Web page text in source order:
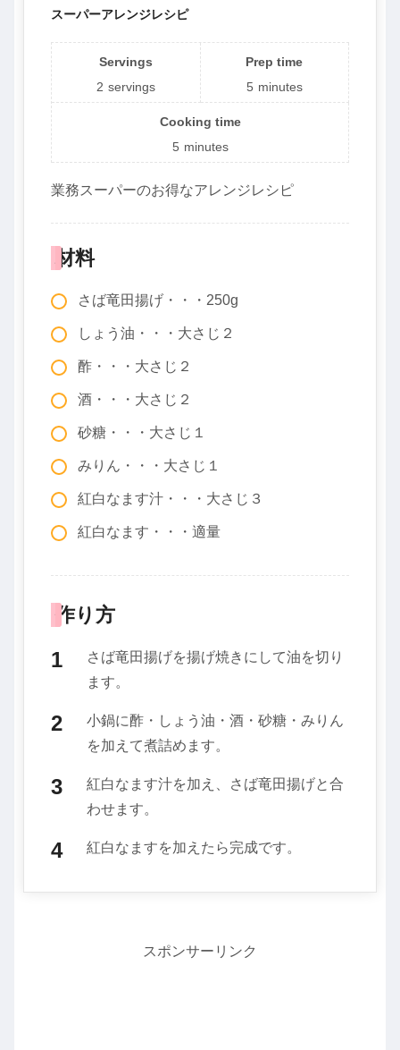
スーパーアレンジレシピ
Servings
2 servings
Prep time
5 minutes
Cooking time
5 minutes
業務スーパーのお得なアレンジレシピ
材料
さば竜田揚げ・・・250g
しょう油・・・大さじ２
酢・・・大さじ２
酒・・・大さじ２
砂糖・・・大さじ１
みりん・・・大さじ１
紅白なます汁・・・大さじ３
紅白なます・・・適量
作り方
さば竜田揚げを揚げ焼きにして油を切り
ます。
小鍋に酢・しょう油・酒・砂糖・みりん
を加えて煮詰めます。
紅白なます汁を加え、さば竜田揚げと合
わせます。
紅白なますを加えたら完成です。
スポンサーリンク